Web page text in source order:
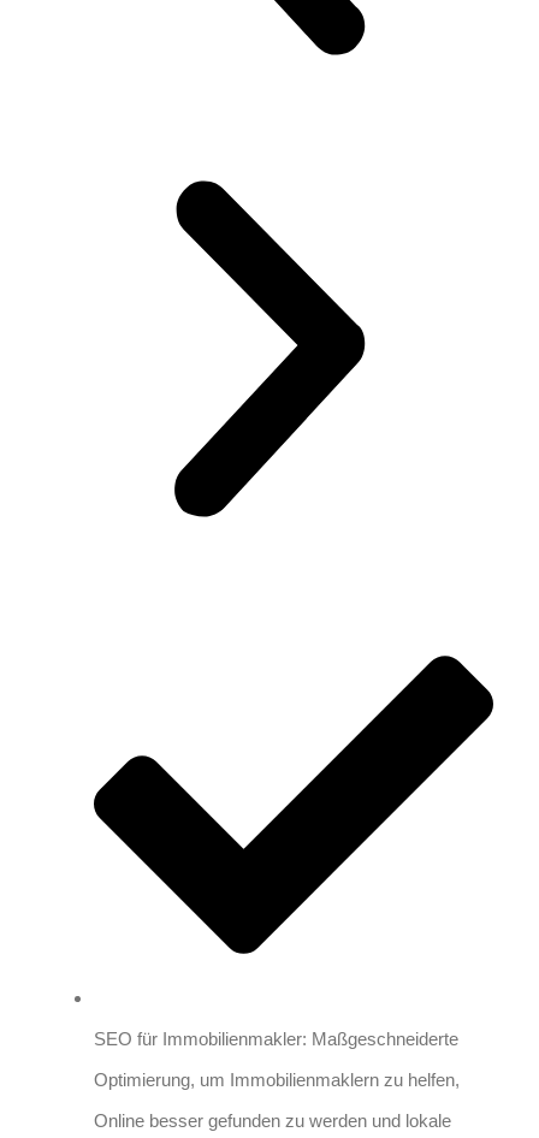
SEO für Immobilienmakler: Maßgeschneiderte
Optimierung, um Immobilienmaklern zu helfen,
Online besser gefunden zu werden und lokale